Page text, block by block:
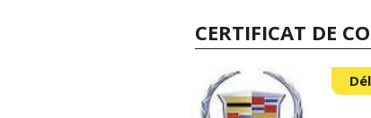
CERTIFICAT DE